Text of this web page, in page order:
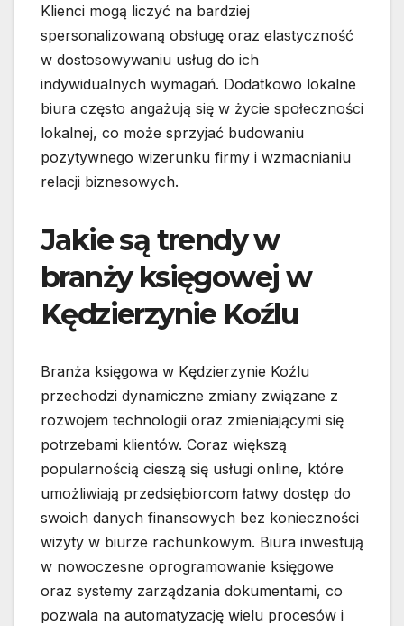
Klienci mogą liczyć na bardziej
spersonalizowaną obsługę oraz elastyczność
w dostosowywaniu usług do ich
indywidualnych wymagań. Dodatkowo lokalne
biura często angażują się w życie społeczności
lokalnej, co może sprzyjać budowaniu
pozytywnego wizerunku firmy i wzmacnianiu
relacji biznesowych.
Jakie są trendy w
branży księgowej w
Kędzierzynie Koźlu
Branża księgowa w Kędzierzynie Koźlu
przechodzi dynamiczne zmiany związane z
rozwojem technologii oraz zmieniającymi się
potrzebami klientów. Coraz większą
popularnością cieszą się usługi online, które
umożliwiają przedsiębiorcom łatwy dostęp do
swoich danych finansowych bez konieczności
wizyty w biurze rachunkowym. Biura inwestują
w nowoczesne oprogramowanie księgowe
oraz systemy zarządzania dokumentami, co
pozwala na automatyzację wielu procesów i